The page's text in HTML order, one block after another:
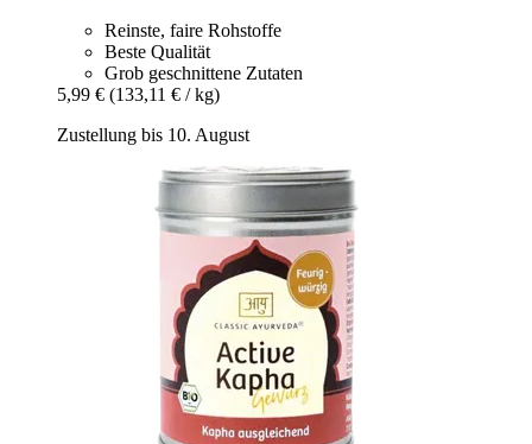
Reinste, faire Rohstoffe
Beste Qualität
Grob geschnittene Zutaten
5,99 € (133,11 € / kg)
Zustellung bis 10. August